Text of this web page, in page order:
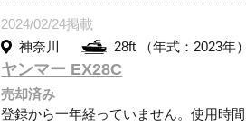
2024/02/24掲載
神奈川
28ft （年式：2023年）
ヤンマー EX28C
売却済み
登録から一年経っていません。使用時